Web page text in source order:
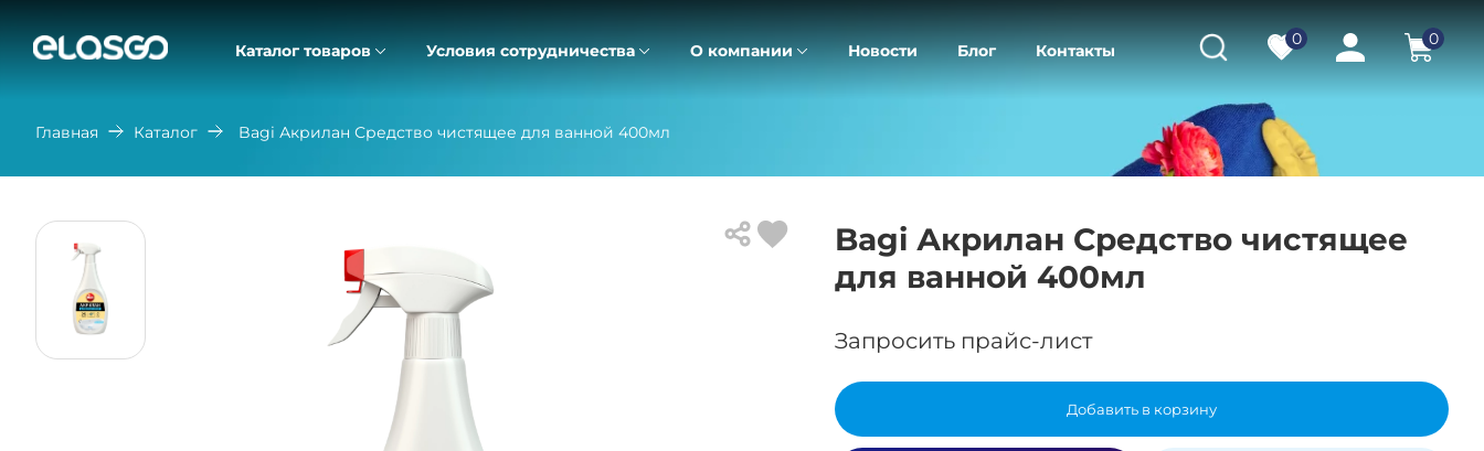
Каталог товаров Условия сотрудничества О компании Новости Блог Контакты
0 0
Главная Каталог Bagi Акрилан Средство чистящее для ванной 400мл
Bagi Акрилан Средство чистящее
для ванной 400мл
Запросить прайс-лист
Добавить в корзину